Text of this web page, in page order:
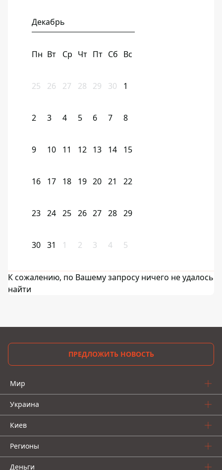
Декабрь
Пн Вт Ср Чт Пт Сб Вс
25 26 27 28 29 30 1
2 3 4 5 6 7 8
9 10 11 12 13 14 15
16 17 18 19 20 21 22
23 24 25 26 27 28 29
30 31 1 2 3 4 5
К сожалению, по Вашему запросу ничего не удалось
найти
ПРЕДЛОЖИТЬ НОВОСТЬ
Мир
Украина
Киев
Регионы
Деньги